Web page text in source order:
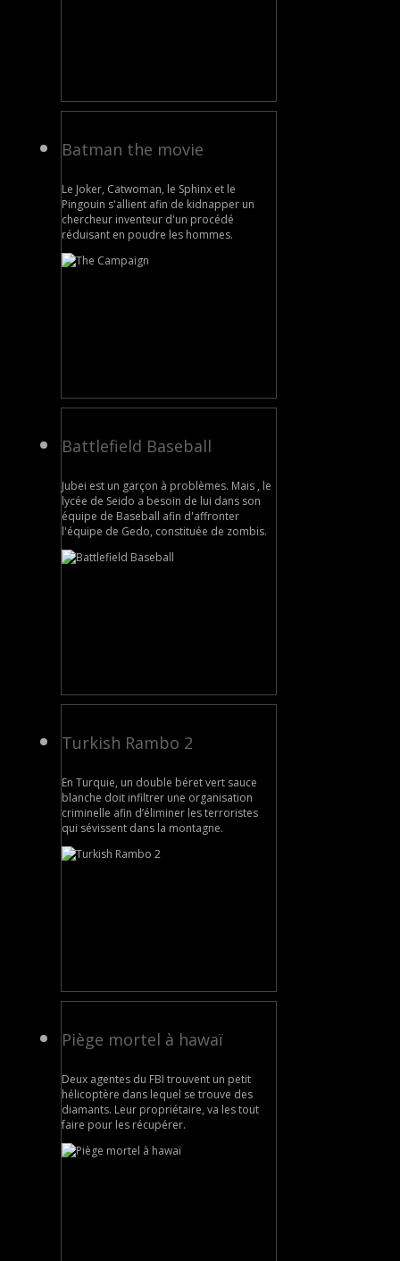
Batman the movie
Le Joker, Catwoman, le Sphinx et le
Pingouin s'allient afin de kidnapper un
chercheur inventeur d'un procédé
réduisant en poudre les hommes.
Battlefield Baseball
Jubei est un garçon à problèmes. Mais , le
lycée de Seido a besoin de lui dans son
équipe de Baseball afin d'affronter
l'équipe de Gedo, constituée de zombis.
Turkish Rambo 2
En Turquie, un double béret vert sauce
blanche doit infiltrer une organisation
criminelle afin d’éliminer les terroristes
qui sévissent dans la montagne.
Piège mortel à hawaï
Deux agentes du FBI trouvent un petit
hélicoptère dans lequel se trouve des
diamants. Leur propriétaire, va les tout
faire pour les récupérer.